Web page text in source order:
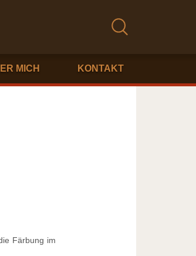
MICH KONTAKT
Färbung im